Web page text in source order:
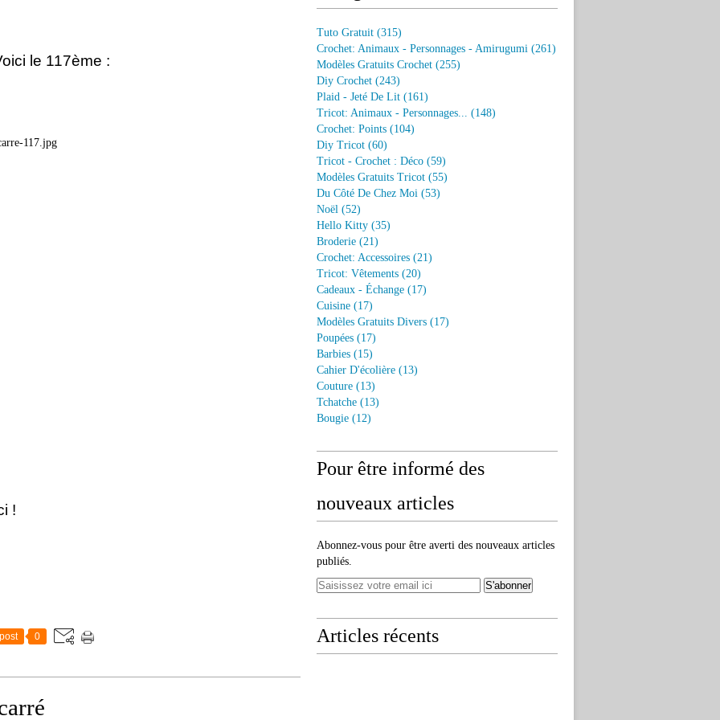
le 117ème :
!
0
Tuto Gratuit (315)
Crochet: Animaux - Personnages - Amirugumi (261)
Modèles Gratuits Crochet (255)
Diy Crochet (243)
Plaid - Jeté De Lit (161)
Tricot: Animaux - Personnages... (148)
Crochet: Points (104)
Diy Tricot (60)
Tricot - Crochet : Déco (59)
Modèles Gratuits Tricot (55)
Du Côté De Chez Moi (53)
Noël (52)
Hello Kitty (35)
Broderie (21)
Crochet: Accessoires (21)
Tricot: Vêtements (20)
Cadeaux - Échange (17)
Cuisine (17)
Modèles Gratuits Divers (17)
Poupées (17)
Barbies (15)
Cahier D'écolière (13)
Couture (13)
Tchatche (13)
Bougie (12)
Pour être informé des
nouveaux articles
Abonnez-vous pour être averti des nouveaux articles
publiés.
Articles récents